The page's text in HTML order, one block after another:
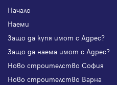
Начало
Наеми
Защо да купя имот с Адрес?
Защо да наема имот с Адрес?
Ново строителство София
Ново строителство Варна